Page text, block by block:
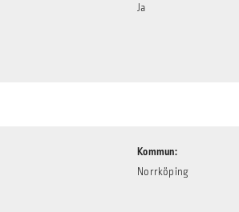
Ja
Kommun
Norrköping